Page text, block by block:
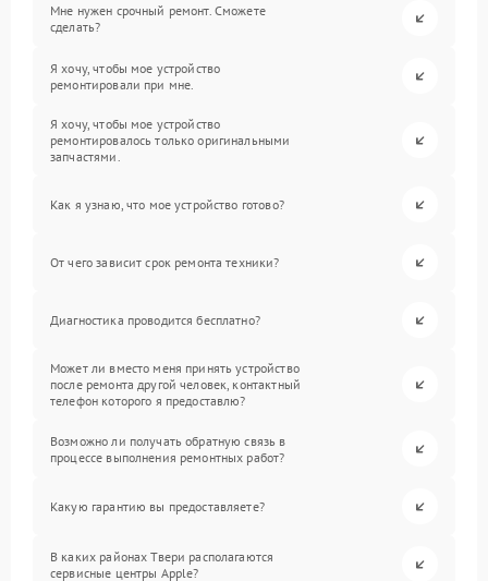
Мне нужен срочный ремонт. Сможете
сделать?
Я хочу, чтобы мое устройство
ремонтировали при мне.
Я хочу, чтобы мое устройство
ремонтировалось только оригинальными
запчастями.
Как я узнаю, что мое устройство готово?
От чего зависит срок ремонта техники?
Диагностика проводится бесплатно?
Может ли вместо меня принять устройство
после ремонта другой человек, контактный
телефон которого я предоставлю?
Возможно ли получать обратную связь в
процессе выполнения ремонтных работ?
Какую гарантию вы предоставляете?
В каких районах Твери располагаются
сервисные центры Apple?